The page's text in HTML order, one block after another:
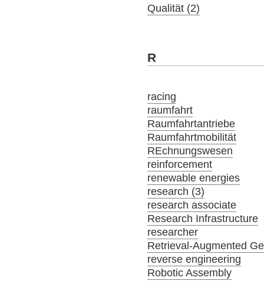
Qualität (2)
R
racing
raumfahrt
Raumfahrtantriebe
Raumfahrtmobilität
REchnungswesen
reinforcement
renewable energies
research (3)
research associate
Research Infrastructure
researcher
Retrieval-Augmented
reverse engineering
Robotic Assembly